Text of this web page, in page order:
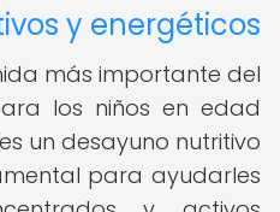
y energéticos
más importante del
los niños en edad
un desayuno nutritivo
para ayudarles